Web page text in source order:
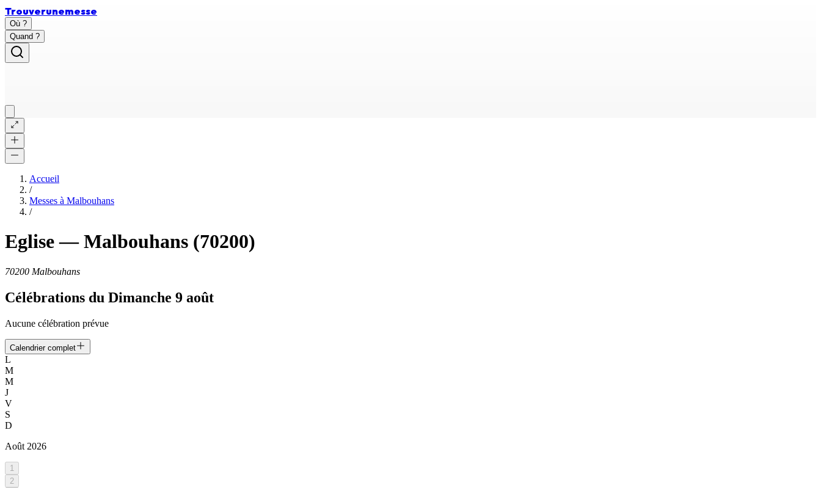
Trouverunemesse
Où ?
Quand ?
Accueil
/
Messes à Malbouhans
/
Eglise—Malbouhans (70200)
70200 Malbouhans
Célébrations du Dimanche 9 août
Aucune célébration prévue
Calendrier complet
L
M
M
J
V
S
D
Août 2026
1
2